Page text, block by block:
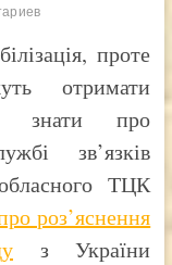
проте
отримати
знати про
зв’язків
ТЦК
роз’яснення
з України